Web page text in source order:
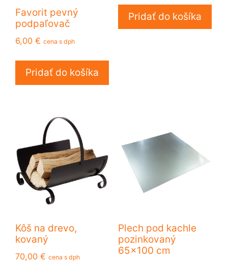
Favorit pevný
podpaľovač
6,00 € cena s dph
Pridať do košíka
Pridať do košíka
Kôš na drevo,
kovaný
70,00 € cena s dph
Plech pod kachle
pozinkovaný
65×100 cm